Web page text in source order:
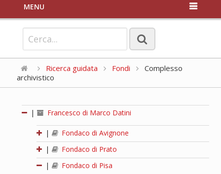
MENU
Ricerca guidata Fondi
Complesso
archivistico
| Francesco di Marco Datini
|
Fondaco di Avignone
|
Fondaco di Prato
|
Fondaco di Pisa